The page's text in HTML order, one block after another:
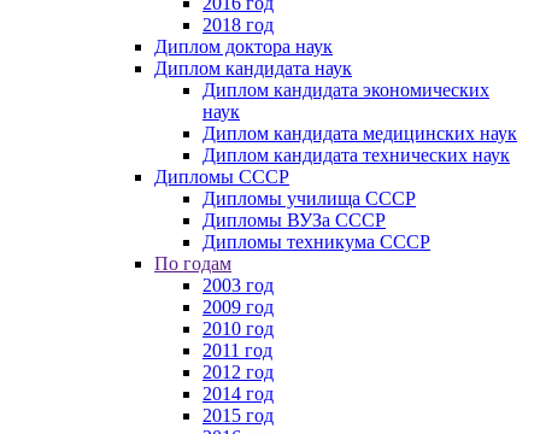
2018 год
Диплом доктора наук
Диплом кандидата наук
Диплом кандидата экономических
наук
Диплом кандидата медицинских наук
Диплом кандидата технических наук
Дипломы СССР
Дипломы училища СССР
Дипломы ВУЗа СССР
Дипломы техникума СССР
По годам
2003 год
2009 год
2010 год
2011 год
2012 год
2014 год
2015 год